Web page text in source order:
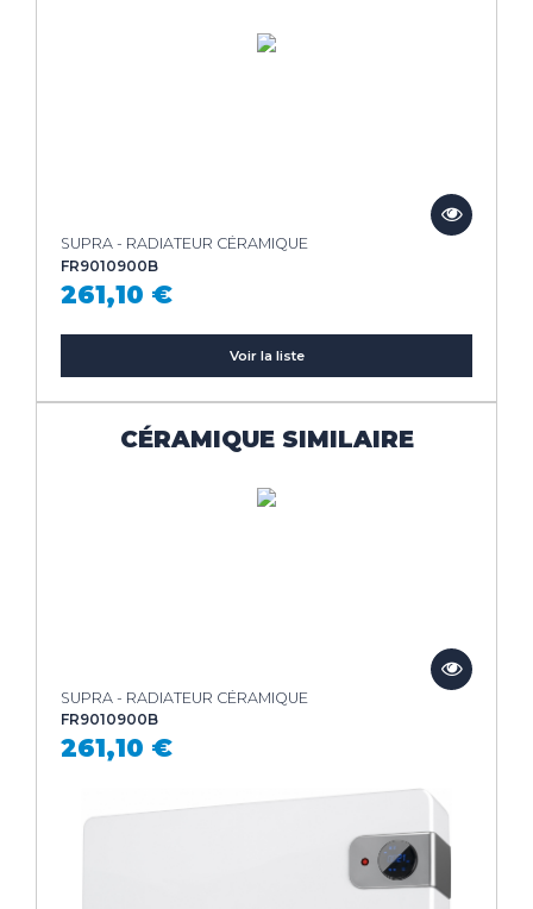
SUPRA - RADIATEUR CÉRAMIQUE
FR9010900B
261,10 €
Voir la liste
CÉRAMIQUE SIMILAIRE
SUPRA - RADIATEUR CÉRAMIQUE
FR9010900B
261,10 €